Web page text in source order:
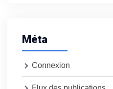
Méta
Connexion